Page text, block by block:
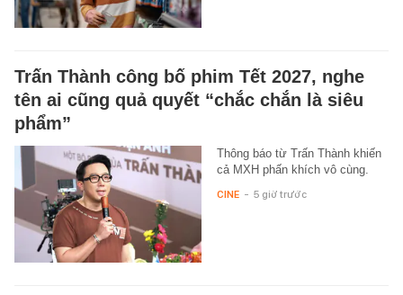
Trấn Thành công bố phim Tết 2027, nghe
tên ai cũng quả quyết “chắc chắn là siêu
phẩm”
Thông báo từ Trấn Thành khiến
cả MXH phấn khích vô cùng.
CINE - 5 giờ trước